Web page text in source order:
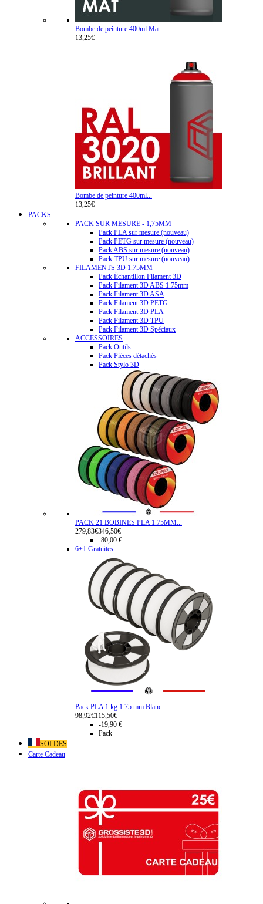
Bombe de peinture 400ml Mat...
13,25€
Bombe de peinture 400ml...
13,25€
PACKS
PACK SUR MESURE - 1,75MM
Pack PLA sur mesure (nouveau)
Pack PETG sur mesure (nouveau)
Pack ABS sur mesure (nouveau)
Pack TPU sur mesure (nouveau)
FILAMENTS 3D 1.75MM
Pack Échantillon Filament 3D
Pack Filament 3D ABS 1.75mm
Pack Filament 3D ASA
Pack Filament 3D PETG
Pack Filament 3D PLA
Pack Filament 3D TPU
Pack Filament 3D Spéciaux
ACCESSOIRES
Pack Outils
Pack Pièces détachés
Pack Stylo 3D
PACK 21 BOBINES PLA 1.75MM...
279,83€346,50€
-80,00 €
6+1 Gratuites
Pack PLA 1 kg 1.75 mm Blanc...
98,92€115,50€
-19,90 €
Pack
SOLDES
Carte Cadeau